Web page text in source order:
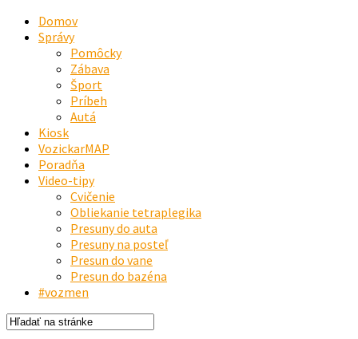
Domov
Správy
Pomôcky
Zábava
Šport
Príbeh
Autá
Kiosk
VozickarMAP
Poradňa
Video-tipy
Cvičenie
Obliekanie tetraplegika
Presuny do auta
Presuny na posteľ
Presun do vane
Presun do bazéna
#vozmen